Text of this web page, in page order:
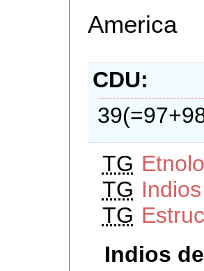
America
CDU
TG
TG Indios
TG
Indios